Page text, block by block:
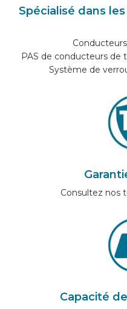
Spécialisé dans
PAS de conducteurs de
Système de
Consultez nos
Capacité